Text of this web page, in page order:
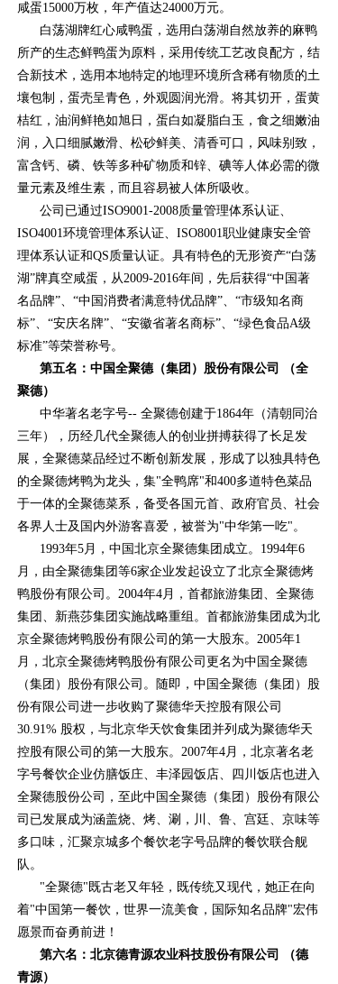
咸蛋15000万枚，年产值达24000万元。
白荡湖牌红心咸鸭蛋，选用白荡湖自然放养的麻鸭
所产的生态鲜鸭蛋为原料，采用传统工艺改良配方，结
合新技术，选用本地特定的地理环境所含稀有物质的土
壤包制，蛋壳呈青色，外观圆润光滑。将其切开，蛋黄
桔红，油润鲜艳如旭日，蛋白如凝脂白玉，食之细嫩油
润，入口细腻嫩滑、松砂鲜美、清香可口，风味别致，
富含钙、磷、铁等多种矿物质和锌、碘等人体必需的微
量元素及维生素，而且容易被人体所吸收。
公司已通过ISO9001-2008质量管理体系认证、
ISO4001环境管理体系认证、ISO8001职业健康安全管
理体系认证和QS质量认证。具有特色的无形资产“白荡
湖”牌真空咸蛋，从2009-2016年间，先后获得“中国著
名品牌”、“中国消费者满意特优品牌”、“市级知名商
标”、“安庆名牌”、“安徽省著名商标”、“绿色食品A级
标准”等荣誉称号。
第五名：中国全聚德（集团）股份有限公司 （全
聚德）
中华著名老字号-- 全聚德创建于1864年（清朝同治
三年），历经几代全聚德人的创业拼搏获得了长足发
展，全聚德菜品经过不断创新发展，形成了以独具特色
的全聚德烤鸭为龙头，集"全鸭席"和400多道特色菜品
于一体的全聚德菜系，备受各国元首、政府官员、社会
各界人士及国内外游客喜爱，被誉为"中华第一吃"。
1993年5月，中国北京全聚德集团成立。1994年6
月，由全聚德集团等6家企业发起设立了北京全聚德烤
鸭股份有限公司。2004年4月，首都旅游集团、全聚德
集团、新燕莎集团实施战略重组。首都旅游集团成为北
京全聚德烤鸭股份有限公司的第一大股东。2005年1
月，北京全聚德烤鸭股份有限公司更名为中国全聚德
（集团）股份有限公司。随即，中国全聚德（集团）股
份有限公司进一步收购了聚德华天控股有限公司
30.91% 股权，与北京华天饮食集团并列成为聚德华天
控股有限公司的第一大股东。2007年4月，北京著名老
字号餐饮企业仿膳饭庄、丰泽园饭店、四川饭店也进入
全聚德股份公司，至此中国全聚德（集团）股份有限公
司已发展成为涵盖烧、烤、涮，川、鲁、宫廷、京味等
多口味，汇聚京城多个餐饮老字号品牌的餐饮联合舰
队。
"全聚德"既古老又年轻，既传统又现代，她正在向
着"中国第一餐饮，世界一流美食，国际知名品牌"宏伟
愿景而奋勇前进！
第六名：北京德青源农业科技股份有限公司 （德
青源）